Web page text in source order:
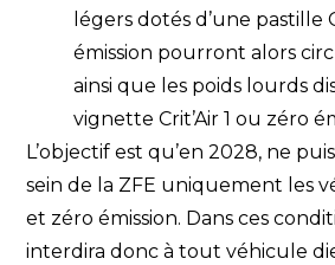
légers dotés d’une pastille
émission pourront alors
ainsi que les poids lourds
vignette Crit’Air 1 ou zéro
L’objectif est qu’en 2028, ne
sein de la ZFE uniquement les
et zéro émission. Dans ces
interdira donc à tout véhicule